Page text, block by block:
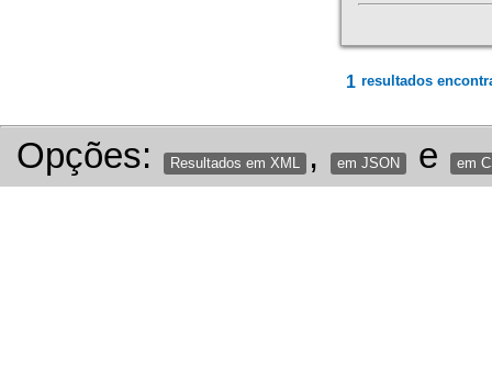
1 resultados
Opções: Resultados em XML , em JSON e em